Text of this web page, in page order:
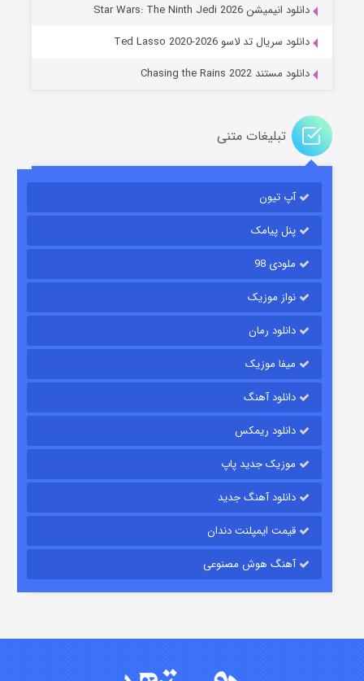
قسمت ۱۴ (زیرنویس) منتشر شد
قسمت
قسمت۲ (دوبله) منتشر شد
دانلود انیمیشن Star Wars: The Ninth Jedi 2026
دانلود سریال تد لاسو Ted Lasso 2020-2026
دانلود مستند Chasing the Rains 2022
تبلیغات متنی
آپ تیون
پنل پیامک
ملودی 98
نواز موزیک
دانلود رمان
میفا موزیک
دانلود آهنگ
دانلود ریمکس
موزیک جدید پاپ
دانلود آهنگ جدید
قیمت ایمپلنت دندان
آهنگ هوش مصنوعی